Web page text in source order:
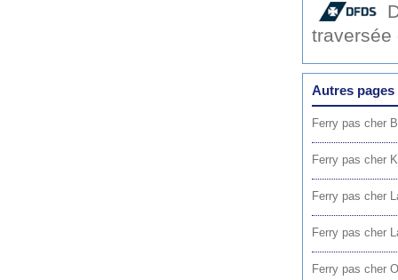
traversée
Autres pages
Ferry pas cher
Ferry pas cher
Ferry pas cher
Ferry pas cher
Ferry pas cher